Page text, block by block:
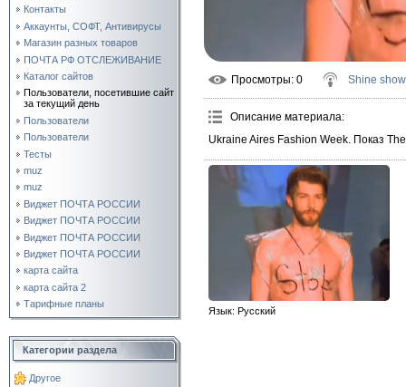
Контакты
Аккаунты, СОФТ, Антивирусы
Магазин разных товаров
ПОЧТА РФ ОТСЛЕЖИВАНИЕ
Каталог сайтов
Пользователи, посетившие сайт
за текущий день
Пользователи
Пользователи
Тесты
muz
muz
Виджет ПОЧТА РОССИИ
Виджет ПОЧТА РОССИИ
Виджет ПОЧТА РОССИИ
Виджет ПОЧТА РОССИИ
карта сайта
карта сайта 2
Тарифные планы
Категории раздела
Другое
Просмотры: 0 Shine show
Описание материала:
Ukraine Aires Fashion Week. Показ
Язык: Русский